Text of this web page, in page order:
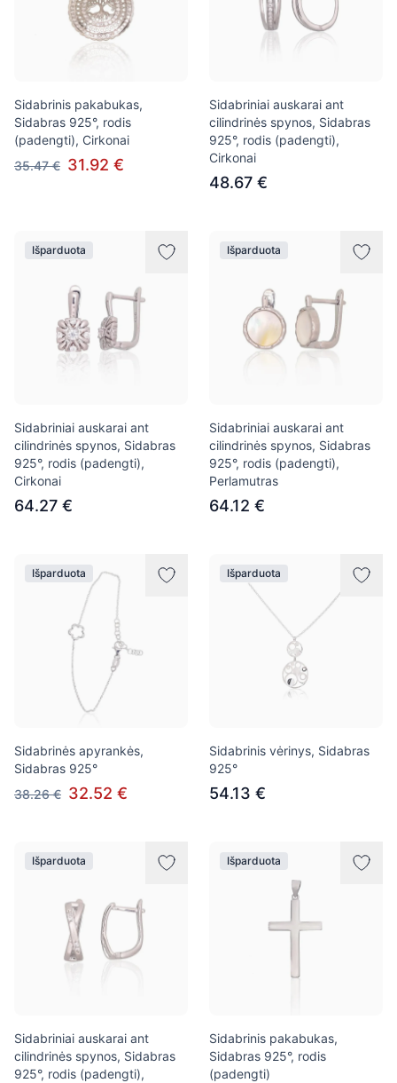
Sidabrinis pakabukas,
Sidabras 925°, rodis
(padengti), Cirkonai
35.47 € 31.92 €
Sidabriniai auskarai ant
cilindrinės spynos, Sidabras
925°, rodis (padengti),
Cirkonai
48.67 €
Išparduota
Sidabriniai auskarai ant
cilindrinės spynos, Sidabras
925°, rodis (padengti),
Cirkonai
64.27 €
Išparduota
Sidabriniai auskarai ant
cilindrinės spynos, Sidabras
925°, rodis (padengti),
Perlamutras
64.12 €
Išparduota
Sidabrinės apyrankės,
Sidabras 925°
38.26 € 32.52 €
Išparduota
Sidabrinis vėrinys, Sidabras
925°
54.13 €
Išparduota
Sidabriniai auskarai ant
cilindrinės spynos, Sidabras
925°, rodis (padengti),
Išparduota
Sidabrinis pakabukas,
Sidabras 925°, rodis
(padengti)